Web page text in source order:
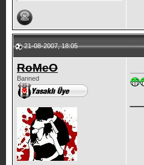
21-08-2007, 18:05
RoMeO
Banned